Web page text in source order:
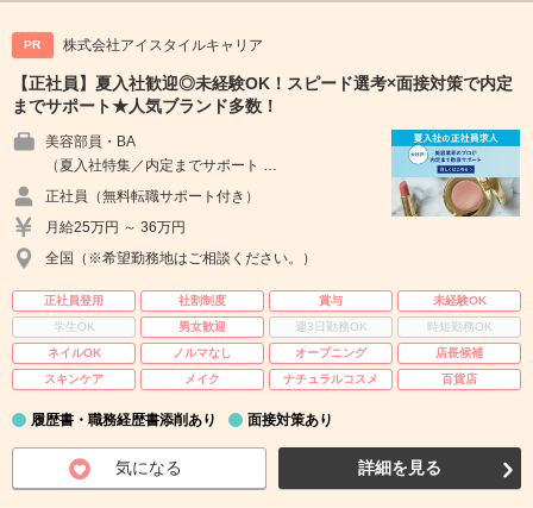
PR 株式会社アイスタイルキャリア
【正社員】夏入社歓迎◎未経験OK！スピード選考×面接対策で内定
までサポート★人気ブランド多数！
美容部員・BA
（夏入社特集／内定までサポート …
正社員（無料転職サポート付き）
月給25万円 ～ 36万円
全国（※希望勤務地はご相談ください。）
正社員登用 社割制度 賞与
未経験OK
学生OK
男女歓迎 週3日勤務OK
時短勤務OK
ネイルOK
ノルマなし オープニング
店長候補
スキンケア
メイク ナチュラルコスメ 百貨店
履歴書・職務経歴書添削あり 面接対策あり
気になる 詳細を見る